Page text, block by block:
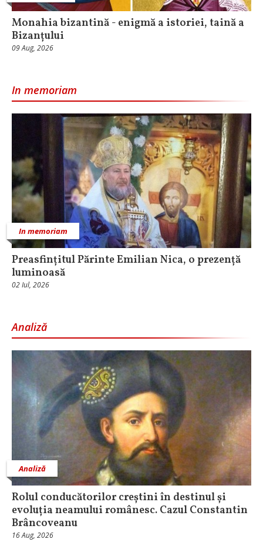
Monahia bizantină - enigmă a istoriei, taină a
Bizanțului
09 Aug, 2026
In memoriam
In memoriam
Preasfințitul Părinte Emilian Nica, o prezență
luminoasă
02 Iul, 2026
Analiză
Analiză
Rolul conducătorilor creștini în destinul și
evoluția neamului românesc. Cazul Constantin
Brâncoveanu
16 Aug, 2026